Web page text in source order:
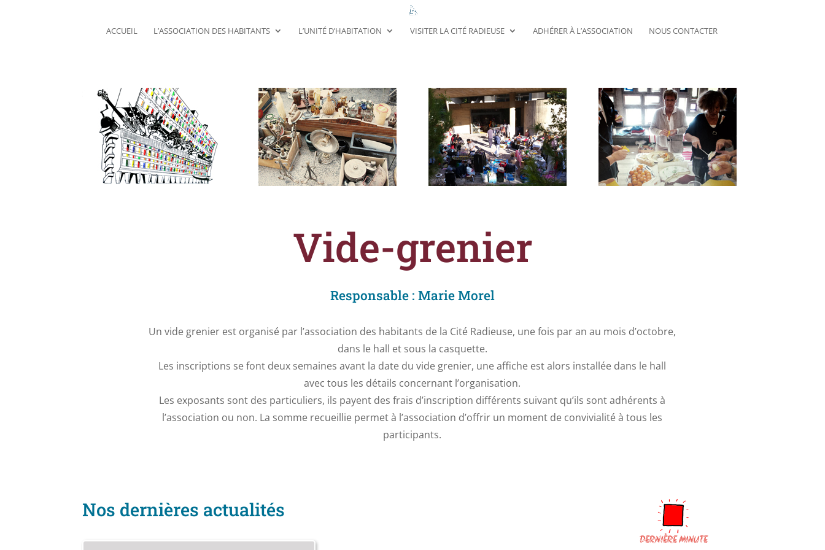
ACCUEIL L’ASSOCIATION DES HABITANTS L’UNITÉ D’HABITATION VISITER LA CITÉ RADIEUSE ADHÉRER À L’ASSOCIATION NOUS CONTACTER
Vide-grenier
Responsable : Marie Morel
Un vide grenier est organisé par l’association des habitants de la Cité Radieuse, une fois par an au mois d’octobre,
dans le hall et sous la casquette.
Les inscriptions se font deux semaines avant la date du vide grenier, une affiche est alors installée dans le hall
avec tous les détails concernant l’organisation.
Les exposants sont des particuliers, ils payent des frais d’inscription différents suivant qu’ils sont adhérents à
l’association ou non. La somme recueillie permet à l’association d’offrir un moment de convivialité à tous les
participants.
Nos dernières actualités
DERNIÈRE MINUTE